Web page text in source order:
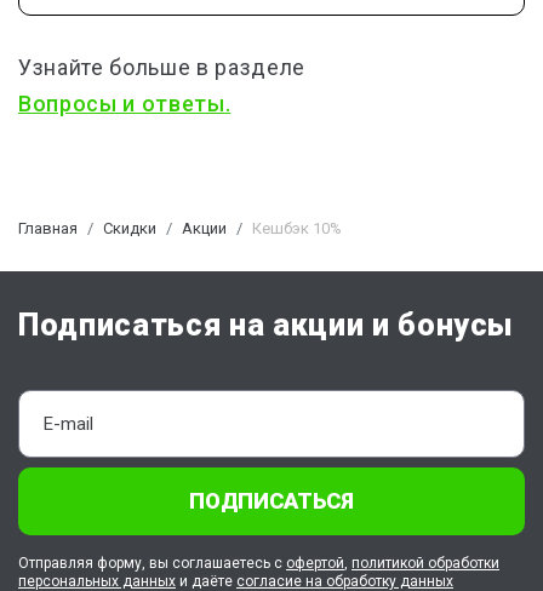
Узнайте больше в разделе
Вопросы и ответы.
Главная Скидки Акции Кешбэк 10%
Подписаться на акции и бонусы
ПОДПИСАТЬСЯ
Отправляя форму, вы соглашаетесь с офертой политикой обработки
персональных данных и даёте согласие на обработку данных